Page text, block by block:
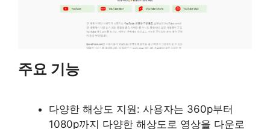
주요 기능
다양한 해상도 지원: 사용자는 360p부터
1080p까지 다양한 해상도로 영상을 다운로